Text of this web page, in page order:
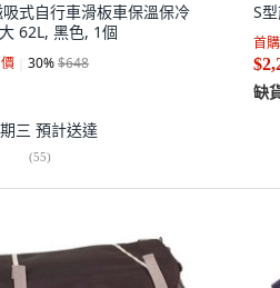
吸式自行車滑板車保溫保冷
62L, 黑色, 1個
30%$648
三 預計送達
(55)
S
首
缺